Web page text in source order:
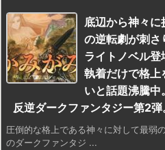
底辺から神々
の逆転劇が刺さ
ライトノベル登
執着だけで格上
いと話題沸騰
反逆ダークファンタジー第2弾
圧倒的な格上である神々に対して最弱
のダークファンタジ ...